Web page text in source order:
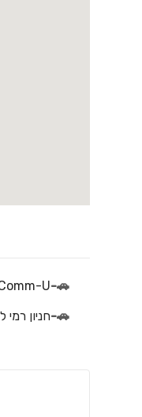
-🚗
חניון רמי-🚗